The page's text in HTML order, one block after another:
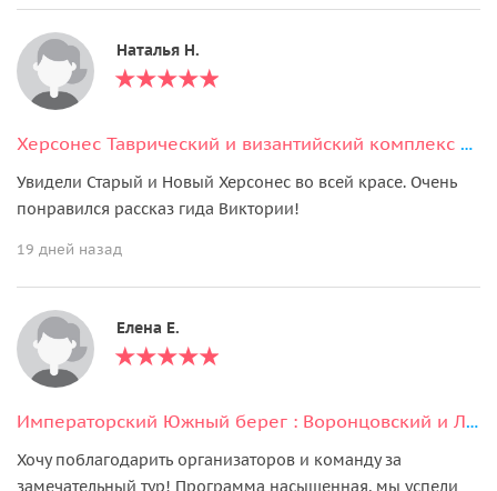
Наталья Н.
Херсонес Таврический и византийский комплекс «Новый Херсонес»
Увидели Старый и Новый Херсонес во всей красе. Очень
понравился рассказ гида Виктории!
19 дней назад
Елена Е.
Императорский Южный берег : Воронцовский и Ливадийский дворцы, Ялта
Хочу поблагодарить организаторов и команду за
замечательный тур! Программа насыщенная, мы успели